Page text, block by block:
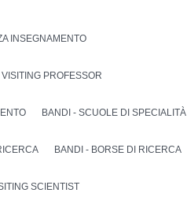
INSEGNAMENTO
PROFESSOR
BANDI - SCUOLE DI SPECIALITÀ
BANDI - BORSE DI RICERCA
SCIENTIST